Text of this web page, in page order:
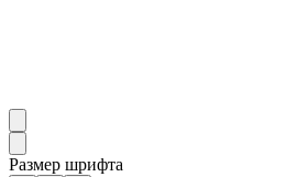
Размер шрифта